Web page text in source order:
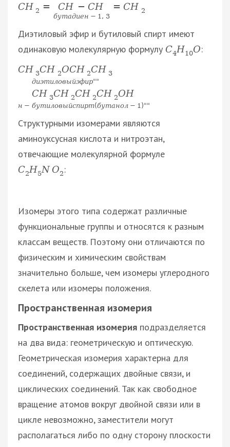
CH 2 = CH − CH
бутадиен − 1 , 3
= CH 2
Диэтиловый эфир и бутиловый спирт имеют
одинаковую молекулярную формулу С4Н10О:
CH 3CH 2OCH 2CH 3
диэтиловыйэфир""
CH 3CH 2CH 2CH 2OH
н − бутиловыйспирт(бутанол − 1)""
Структурными изомерами являются
аминоуксусная кислота и нитроэтан,
отвечающие молекулярной формуле
С2Н5N O2 :
Изомеры этого типа содержат различные
функциональные группы и относятся к разным
классам веществ. Поэтому они отличаются по
физическим и химическим свойствам
значительно больше, чем изомеры углеродного
скелета или изомеры положения.
Пространственная изомерия
Пространственная изомерия подразделяется
на два вида: геометрическую и оптическую.
Геометрическая изомерия характерна для
соединений, содержащих двойные связи, и
циклических соединений. Так как свободное
вращение атомов вокруг двойной связи или в
цикле невозможно, заместители могут
располагаться либо по одну сторону плоскости